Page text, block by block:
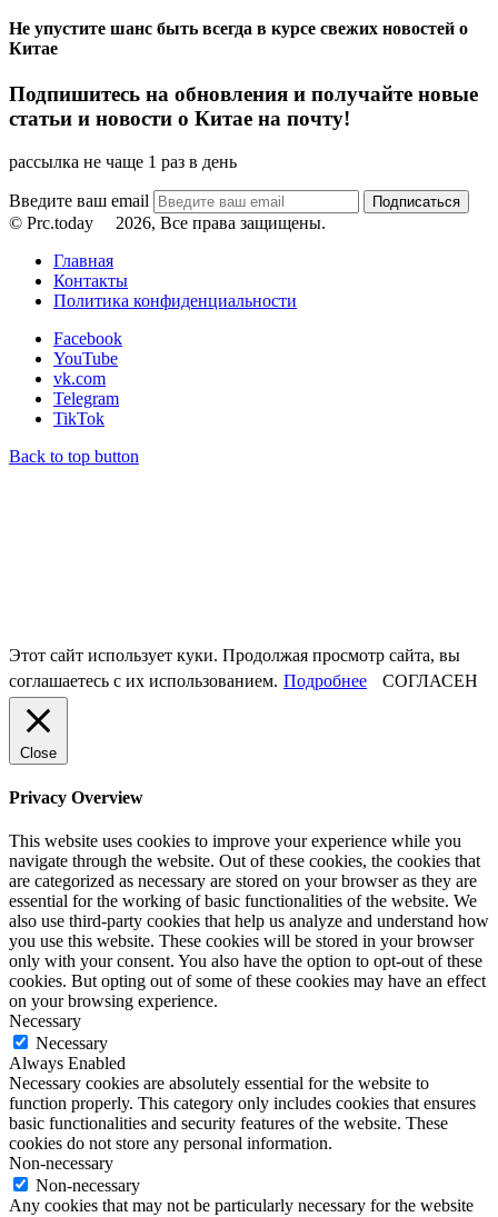
Не упустите шанс быть всегда в курсе свежих новостей о
Китае
Подпишитесь на обновления и получайте новые
статьи и новости о Китае на почту!
рассылка не чаще 1 раз в день
Введите ваш email
© Prc.today
2026, Все права защищены.
Главная
Контакты
Политика конфиденциальности
Facebook
YouTube
vk.com
Telegram
TikTok
Back to top button
Этот сайт использует куки. Продолжая просмотр сайта, вы
соглашаетесь с их использованием. Подробнее СОГЛАСЕН
Close
Privacy Overview
This website uses cookies to improve your experience while you
navigate through the website. Out of these cookies, the cookies that
are categorized as necessary are stored on your browser as they are
essential for the working of basic functionalities of the website. We
also use third-party cookies that help us analyze and understand how
you use this website. These cookies will be stored in your browser
only with your consent. You also have the option to opt-out of these
cookies. But opting out of some of these cookies may have an effect
on your browsing experience.
Necessary
Necessary
Always Enabled
Necessary cookies are absolutely essential for the website to
function properly. This category only includes cookies that ensures
basic functionalities and security features of the website. These
cookies do not store any personal information.
Non-necessary
Non-necessary
Any cookies that may not be particularly necessary for the website